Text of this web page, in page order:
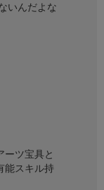
いんだよな
ーツ宝具と
能スキル持